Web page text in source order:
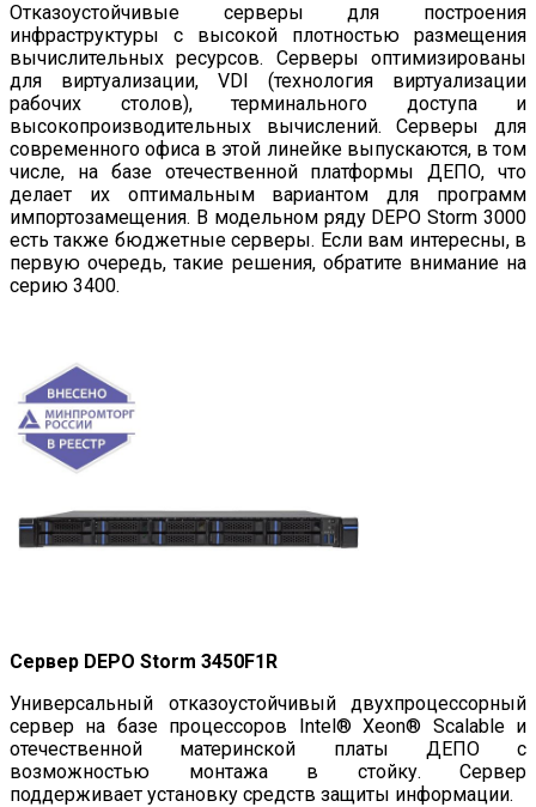
Отказоустойчивые серверы для построения
инфраструктуры с высокой плотностью размещения
вычислительных ресурсов. Серверы оптимизированы
для виртуализации, VDI (технология виртуализации
рабочих столов), терминального доступа и
высокопроизводительных вычислений. Серверы для
современного офиса в этой линейке выпускаются, в том
числе, на базе отечественной платформы ДЕПО, что
делает их оптимальным вариантом для программ
импортозамещения. В модельном ряду DEPO Storm 3000
есть также бюджетные серверы. Если вам интересны, в
первую очередь, такие решения, обратите внимание на
серию 3400.
Сервер DEPO Storm 3450F1R
Универсальный отказоустойчивый двухпроцессорный
сервер на базе процессоров Intel® Xeon® Scalable и
отечественной материнской платы ДЕПО с
возможностью монтажа в стойку. Сервер
поддерживает установку средств защиты информации.